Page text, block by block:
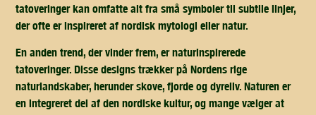
tatoveringer kan omfatte alt fra små symboler til subtile linjer,
der ofte er inspireret af nordisk mytologi eller natur.
En anden trend, der vinder frem, er naturinspirerede
tatoveringer. Disse designs trækker på Nordens rige
naturlandskaber, herunder skove, fjorde og dyreliv. Naturen er
en integreret del af den nordiske kultur, og mange vælger at